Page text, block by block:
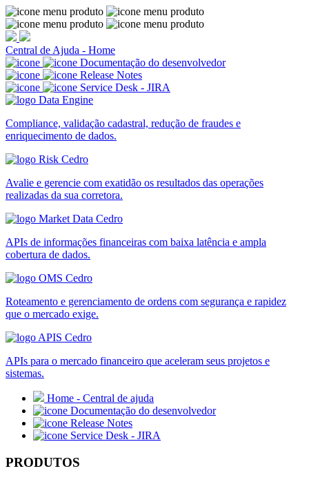
Central de Ajuda - Home
Documentação do desenvolvedor
Release Notes
Service Desk - JIRA
Compliance, validação cadastral, redução de fraudes e
enriquecimento de dados.
Avalie e gerencie com exatidão os resultados das operações
realizadas da sua corretora.
APIs de informações financeiras com baixa latência e ampla
cobertura de dados.
Roteamento e gerenciamento de ordens com segurança e rapidez
que o mercado exige.
APIs para o mercado financeiro que aceleram seus projetos e
sistemas.
Home - Central de ajuda
Documentação do desenvolvedor
Release Notes
Service Desk - JIRA
PRODUTOS